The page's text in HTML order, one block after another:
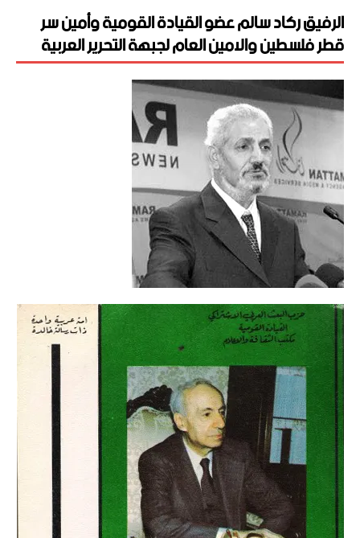
الرفيق ركاد سالم عضو القيادة القومية وأمين سر
قطر فلسطين والامين العام لجبهة التحرير العربية